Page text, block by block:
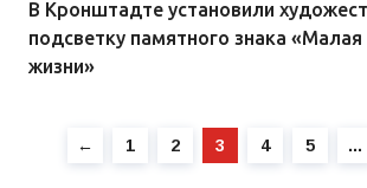
В Кронштадте установили
подсветку памятного знака
жизни»
← 1 2 3 4 5 …